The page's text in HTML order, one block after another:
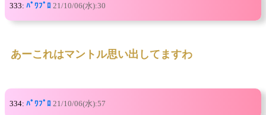
333: ﾊﾟﾜﾌﾟﾛ 21/10/06(水):30
あーこれはマントル思い出してますわ
334: ﾊﾟﾜﾌﾟﾛ 21/10/06(水):57